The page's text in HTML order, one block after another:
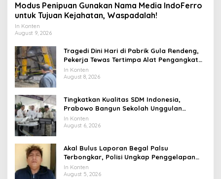
Modus Penipuan Gunakan Nama Media IndoFerro
untuk Tujuan Kejahatan, Waspadalah!
In Konten
August 9, 2026
Tragedi Dini Hari di Pabrik Gula Rendeng,
Pekerja Tewas Tertimpa Alat Pengangkat
Tebu
In Konten
August 8, 2026
Tingkatkan Kualitas SDM Indonesia,
Prabowo Bangun Sekolah Unggulan
hingga Undang Universitas Terbaik Dunia
In Konten
August 6, 2026
Akal Bulus Laporan Begal Palsu
Terbongkar, Polisi Ungkap Penggelapan
Uang Perusahaan untuk Crypto
In Konten
August 5, 2026